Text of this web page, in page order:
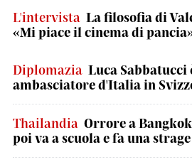
L'intervista La filosofia di
«Mi piace il cinema di
Diplomazia Luca Sabbatucci
ambasciatore d'Italia in
Thailandia Orrore a
poi va a scuola e fa una strage